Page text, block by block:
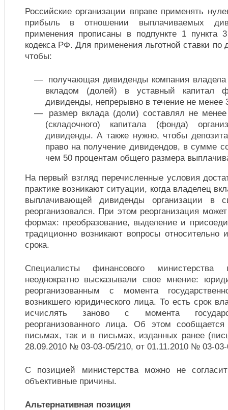
Российские организации вправе применять
прибыль в отношении выплачиваемых
применения прописаны в подпункте 1 пункта
кодекса РФ. Для применения льготной ставки
чтобы:
получающая дивиденды компания владела
вкладом (долей) в уставный капитал
дивиденды, непрерывно в течение не менее
размер вклада (доли) составлял не менее
(складочного) капитала (фонда)
дивиденды. А также нужно, чтобы
право на получение дивидендов, в сумме
чем 50 процентам общего размера
На первый взгляд перечисленные условия
практике возникают ситуации, когда владелец
выплачивающей дивиденды организации в
реорганизовался. При этом реорганизация
формах: преобразование, выделение и
традиционно возникают вопросы относительно
срока.
Специалисты финансового
неоднократно высказывали свое мнение:
реорганизованным с момента
возникшего юридического лица. То есть срок
исчислять заново с момента
реорганизованного лица. Об этом
письмах, так и в письмах, изданных ранее
28.09.2010 № 03-03-05/210, от 01.11.2010 № 03-
С позицией министерства можно не
объективные причины.
Альтернативная позиция